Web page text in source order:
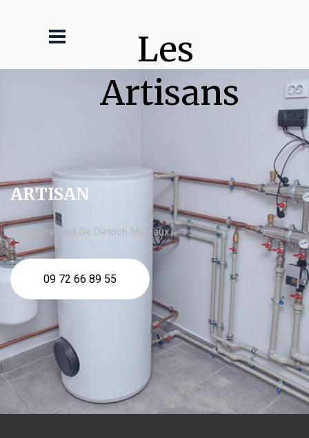
Les
Artisans
ARTISAN
chaudière fioul De Dietrich Mureaux
09 72 66 89 55